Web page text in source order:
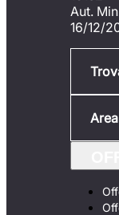
Aut.
16/12/